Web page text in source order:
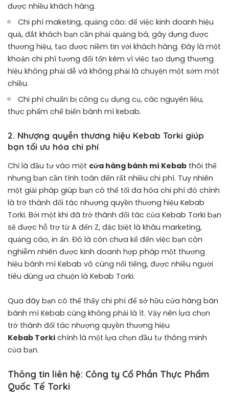
được nhiều khách hàng.
Chi phí maketing, quảng cáo: để việc kinh doanh hiệu
quả, đắt khách bạn cần phải quảng bá, gây dựng được
thương hiệu, tạo được niềm tin với khách hàng. Đây là một
khoản chi phí tương đối tốn kém vì việc tạo dựng thương
hiệu không phải dễ và không phải là chuyện một sớm một
chiều.
Chi phí chuẩn bị công cụ dụng cụ, các nguyên liệu,
thực phẩm chế biến bánh mì kebab.
2. Nhượng quyền thương hiệu Kebab Torki giúp
bạn tối ưu hóa chi phí
Chỉ là đầu tư vào một cửa hàng bánh mì Kebab thôi thế
nhưng bạn cần tính toán đến rất nhiều chi phí. Tuy nhiên
một giải pháp giúp bạn có thể tối đa hóa chi phí đó chính
là trở thành đối tác nhượng quyền thương hiệu Kebab
Torki. Bởi một khi đã trở thành đối tác của Kebab Torki bạn
sẽ được hỗ trợ từ A đến Z, đặc biệt là khâu marketing,
quảng cáo, in ấn. Đó là còn chưa kể đến việc bạn còn
nghiễm nhiên được kinh doanh hợp pháp một thương
hiệu bánh mì Kebab vô cùng nổi tiếng, được nhiều người
tiêu dùng ưa chuộn là Kebab Torki.
Qua đây bạn có thể thấy chi phí để sở hữu cửa hàng bán
bánh mì Kebab cũng không phải là ít. Vậy nên lựa chọn
trở thành đối tác nhượng quyền thương hiệu
Kebab Torki chính là một lựa chọn đầu tư thông minh
của bạn.
Thông tin liên hệ: Công ty Cổ Phần Thực Phẩm
Quốc Tế Torki